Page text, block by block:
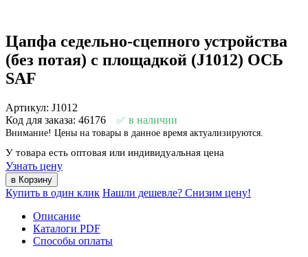
Цапфа седельно-сцепного устройства
(без потая) с площадкой (J1012) ОСЬ
SAF
Артикул: J1012
Код для заказа: 46176
в наличии
Внимание! Цены на товары в данное время актуализируются.
У товара есть оптовая или индивидуальная цена
Узнать цену
Купить в один клик Нашли дешевле? Снизим цену!
Описание
Каталоги PDF
Способы оплаты